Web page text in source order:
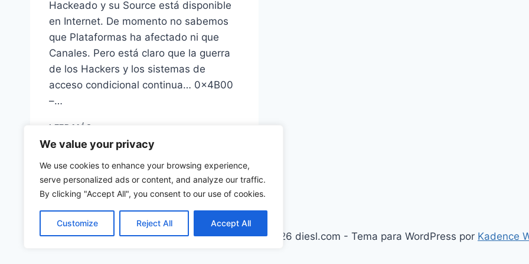
We value your privacy
We use cookies to enhance your browsing experience,
serve personalized ads or content, and analyze our traffic.
By clicking "Accept All", you consent to our use of cookies.
Customize Reject All Accept All
Hackeado y su Source está disponible
en Internet. De momento no sabemos
que Plataformas ha afectado ni que
Canales. Pero está claro que la guerra
de los Hackers y los sistemas de
acceso condicional continua… 0x4B00
–…
LEER MÁS
EL
SISTEMA
© 2026 diesl.com - Tema para WordPress por Kadence